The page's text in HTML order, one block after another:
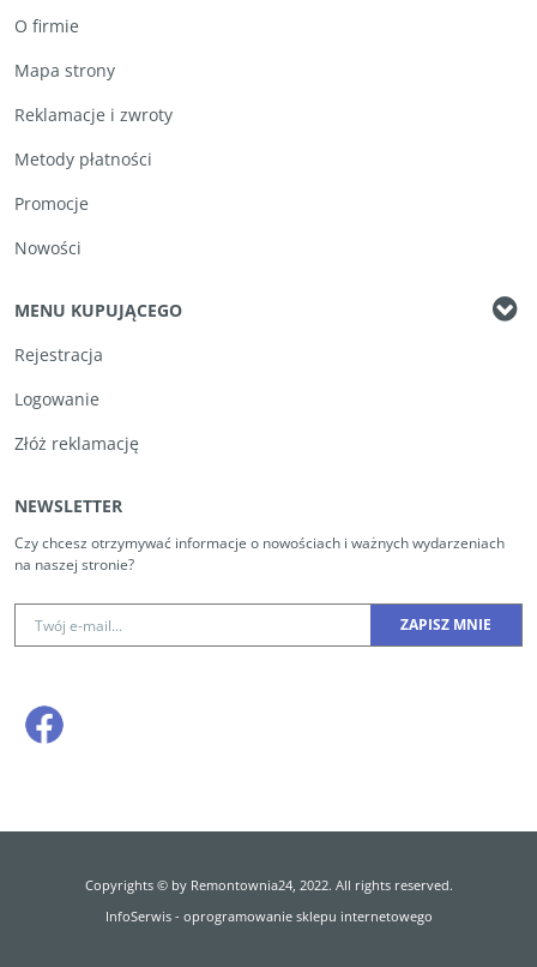
O firmie
Mapa strony
Reklamacje i zwroty
Metody płatności
Promocje
Nowości
MENU KUPUJĄCEGO
Rejestracja
Logowanie
Złóż reklamację
NEWSLETTER
Czy chcesz otrzymywać informacje o nowościach i ważnych wydarzeniach
na naszej stronie?
Copyrights © by Remontownia24, 2022. All rights reserved.
InfoSerwis- oprogramowanie sklepu internetowego